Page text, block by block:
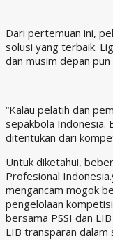
Dari pertemuan ini,
solusi yang terbaik.
dan musim depan
“Kalau pelatih dan
sepakbola Indonesia.
ditentukan dari
Untuk diketahui,
Profesional
mengancam mogok
pengelolaan
bersama PSSI dan
LIB transparan dalam